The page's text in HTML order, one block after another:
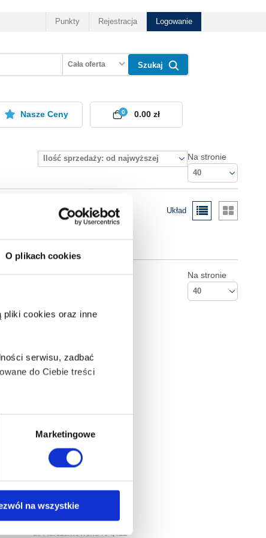
O plikach cookies
pliki cookies oraz inne
serwisu, zadbać
do Ciebie treści
takie, które wymagają
Marketingowe
na wszystkie
Punkty Rejestracja Logowanie
Cała oferta Szukaj
Nasze Ceny 0
0.00 zł
Ilość sprzedaży: od najwyższej Na stronie
40
Układ
Na stronie
40
Kontakt
Empik S.A
ul. Marszałkowska 104/122